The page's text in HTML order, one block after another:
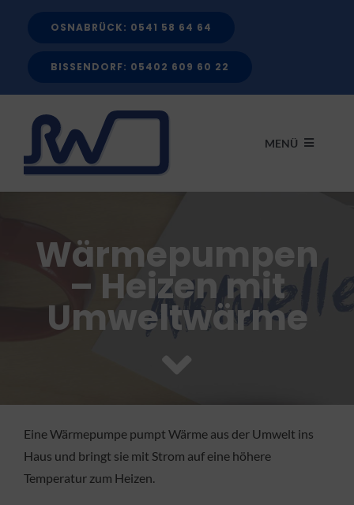
OSNABRÜCK: 0541 58 64 64
BISSENDORF: 05402 609 60 22
MENÜ
LEISTUNGEN
FÖRDERMITTEL
FACHBETRIEB
Wärmepumpen
– Heizen mit
Umweltwärme
Eine Wärmepumpe pumpt Wärme aus der Umwelt ins
Haus und bringt sie mit Strom auf eine höhere
Temperatur zum Heizen.